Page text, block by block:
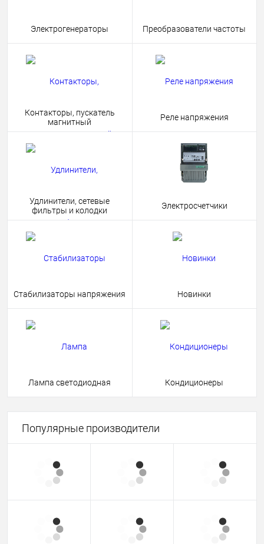
Электрогенераторы Преобразователи частоты
Контакторы, пускатель
магнитный
Реле напряжения
Удлинители, сетевые
фильтры и колодки
Электросчетчики
Стабилизаторы напряжения Новинки
Лампа светодиодная Кондиционеры
Популярные производители